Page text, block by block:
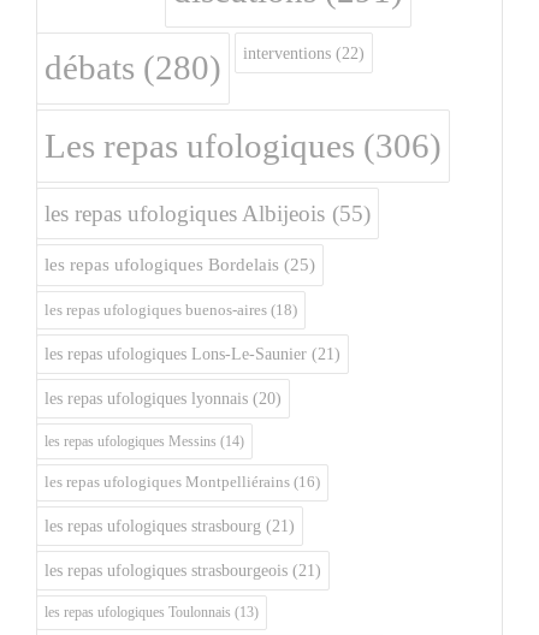
débats (280) interventions (22)
Les repas ufologiques (306)
les repas ufologiques Albijeois (55)
les repas ufologiques Bordelais (25)
les repas ufologiques buenos-aires (18)
les repas ufologiques Lons-Le-Saunier (21)
les repas ufologiques lyonnais (20)
les repas ufologiques Messins (14)
les repas ufologiques Montpelliérains (16)
les repas ufologiques strasbourg (21)
les repas ufologiques strasbourgeois (21)
les repas ufologiques Toulonnais (13)